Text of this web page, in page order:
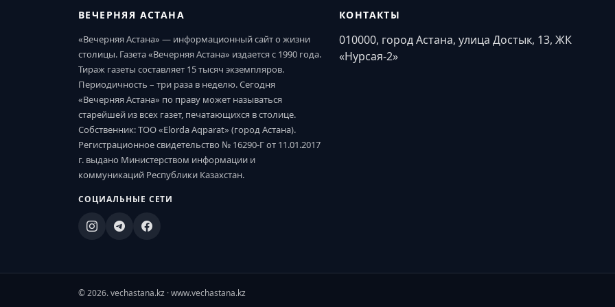
ВЕЧЕРНЯЯ АСТАНА
«Вечерняя Астана» — информационный сайт о жизни
столицы. Газета «Вечерняя Астана» издается с 1990 года.
Тираж газеты составляет 15 тысяч экземпляров.
Периодичность – три раза в неделю. Сегодня
«Вечерняя Астана» по праву может называться
старейшей из всех газет, печатающихся в столице.
Собственник: ТОО «Elorda Aqparat» (город Астана).
Регистрационное свидетельство № 16290-Г от 11.01.2017
г. выдано Министерством информации и
коммуникаций Республики Казахстан.
СОЦИАЛЬНЫЕ СЕТИ
КОНТАКТЫ
010000, город Астана, улица Достык, 13, ЖК
«Нурсая-2»
© 2026. vechastana.kz · www.vechastana.kz